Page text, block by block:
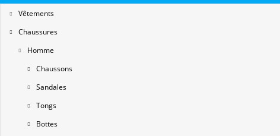
Vêtements
Chaussures
Homme
Chaussons
Sandales
Tongs
Bottes